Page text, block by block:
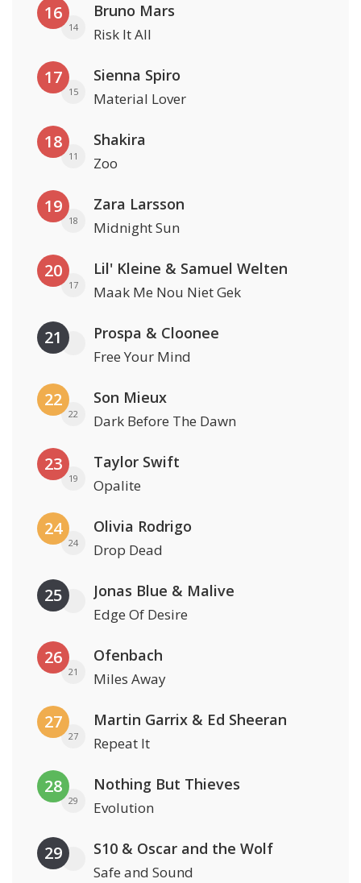
16
14
Bruno Mars
Risk It All
17
15
Sienna Spiro
Material Lover
18
11
Shakira
Zoo
19
18
Zara Larsson
Midnight Sun
20
17
Lil' Kleine & Samuel Welten
Maak Me Nou Niet Gek
21 Prospa & Cloonee
Free Your Mind
22
22
Son Mieux
Dark Before The Dawn
23
19
Taylor Swift
Opalite
24
24
Olivia Rodrigo
Drop Dead
25 Jonas Blue & Malive
Edge Of Desire
26
21
Ofenbach
Miles Away
27
27
Martin Garrix & Ed Sheeran
Repeat It
28
29
Nothing But Thieves
Evolution
29 S10 & Oscar and the Wolf
Safe and Sound